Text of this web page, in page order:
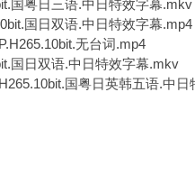
国粤日三语.中日特效字幕.mkv
国日双语.中日特效字幕.mp4
无台词.mp4
国日双语.中日特效字幕.mkv
国粤日英韩五语.中